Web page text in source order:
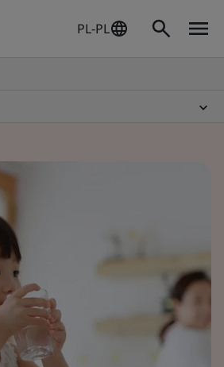
PL-PL